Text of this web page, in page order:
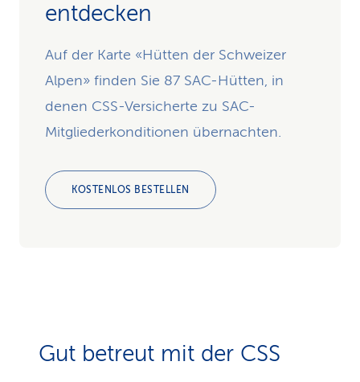
entdecken
Auf der Karte «Hütten der Schweizer
Alpen» finden Sie 87 SAC-Hütten, in
denen CSS-Versicherte zu SAC-
Mitgliederkonditionen übernachten.
KOSTENLOS BESTELLEN
Gut betreut mit der CSS